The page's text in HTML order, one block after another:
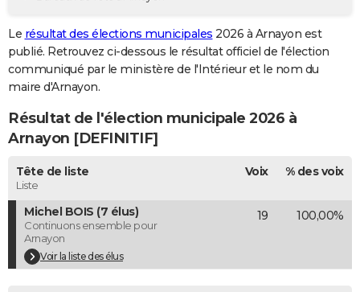
GUIDES D'ACHAT
BONS PLANS
CARTE DE VOEUX
Carte de Noël
Carte Bonne année
Carte Saint-Valentin
Carte Pâques
Carte d'anniversaire
DICTIONNAIRE
Dictionnaire
Biographies
Citations
Expressions
Proverbes
PROGRAMME TV
COPAINS D'AVANT
S'inscrire
Se connecter
Lycées
Collèges
Primaires
Universités
Entreprises
Service militaire
Avis de recherche
AVIS DE DÉCÈS
Le résultat des élections municipales 2026 à Arnayon est
publié. Retrouvez ci-dessous le résultat officiel de l'élection
communiqué par le ministère de l'Intérieur et le nom du
maire d'Arnayon.
Résultat de l'élection municipale 2026 à
Arnayon [DEFINITIF]
Tête de liste
Liste
Voix % des voix
Michel BOIS (7 élus)
Continuons ensemble pour
Arnayon
Voir la liste des élus
19 100,00%